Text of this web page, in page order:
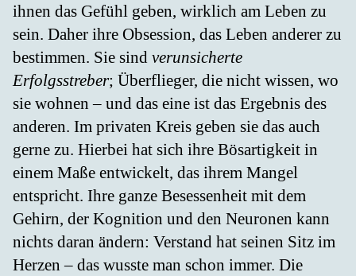
ihnen das Gefühl geben, wirklich am Leben zu
sein. Daher ihre Obsession, das Leben anderer zu
bestimmen. Sie sind verunsicherte
Erfolgsstreber; Überflieger, die nicht wissen, wo
sie wohnen – und das eine ist das Ergebnis des
anderen. Im privaten Kreis geben sie das auch
gerne zu. Hierbei hat sich ihre Bösartigkeit in
einem Maße entwickelt, das ihrem Mangel
entspricht. Ihre ganze Besessenheit mit dem
Gehirn, der Kognition und den Neuronen kann
nichts daran ändern: Verstand hat seinen Sitz im
Herzen – das wusste man schon immer. Die